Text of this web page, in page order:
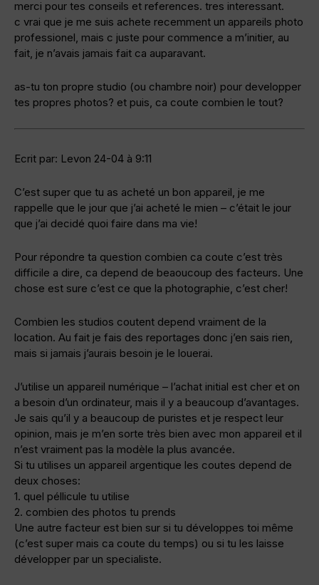
merci pour tes conseils et references. tres interessant.
c vrai que je me suis achete recemment un appareils photo
professionel, mais c juste pour commence a m’initier, au
fait, je n’avais jamais fait ca auparavant.
as-tu ton propre studio (ou chambre noir) pour developper
tes propres photos? et puis, ca coute combien le tout?
Ecrit par: Levon 24-04 à 9:11
C’est super que tu as acheté un bon appareil, je me
rappelle que le jour que j’ai acheté le mien – c’était le jour
que j’ai decidé quoi faire dans ma vie!
Pour répondre ta question combien ca coute c’est très
difficile a dire, ca depend de beaoucoup des facteurs. Une
chose est sure c’est ce que la photographie, c’est cher!
Combien les studios coutent depend vraiment de la
location. Au fait je fais des reportages donc j’en sais rien,
mais si jamais j’aurais besoin je le louerai.
J’utilise un appareil numérique – l’achat initial est cher et on
a besoin d’un ordinateur, mais il y a beaucoup d’avantages.
Je sais qu’il y a beaucoup de puristes et je respect leur
opinion, mais je m’en sorte très bien avec mon appareil et il
n’est vraiment pas la modèle la plus avancée.
Si tu utilises un appareil argentique les coutes depend de
deux choses:
1. quel péllicule tu utilise
2. combien des photos tu prends
Une autre facteur est bien sur si tu développes toi même
(c’est super mais ca coute du temps) ou si tu les laisse
développer par un specialiste.